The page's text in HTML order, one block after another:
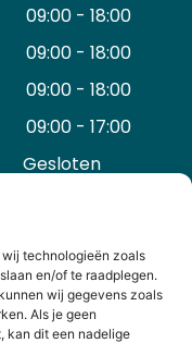
technologieën zoals
en/of te raadplegen.
wij gegevens zoals
Als je geen
kan dit een nadelige
09:00 - 18:00
09:00 - 18:00
09:00 - 18:00
09:00 - 17:00
Gesloten ​ ​ ​ ​ ​ ​ ​